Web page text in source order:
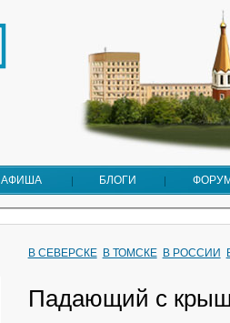
АФИША БЛОГИ ФОРУМ
В СЕВЕРСКЕ В ТОМСКЕ В РОССИИ
Падающий с крыш